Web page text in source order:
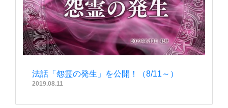
法話「怨霊の発生」を公開！（8/11～）
2019.08.11